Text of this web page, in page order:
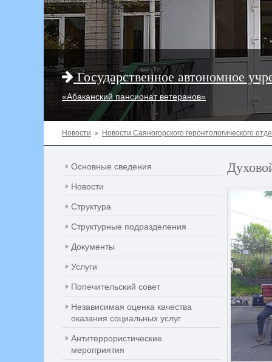
Государственное автономное
«Абаканский пансионат ветеранов»
Новости Новости Саяногорского геронтологического
Основные сведения
Новости
Структура
Структурные подразделения
Документы
Услуги
Попечительский совет
Независимая оценка качества
оказания социальных услуг
Антитеррористические
мероприятия